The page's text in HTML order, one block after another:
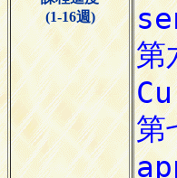
(1-16週)